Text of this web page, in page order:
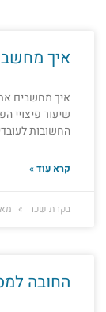
איך
איך מחשבים
שיעור פיצויי
החשובות
קרא עוד »
בקרת שכר מאי 29,
החובה